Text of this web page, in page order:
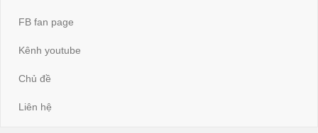
FB fan page
Kênh youtube
Chủ đề
Liên hệ